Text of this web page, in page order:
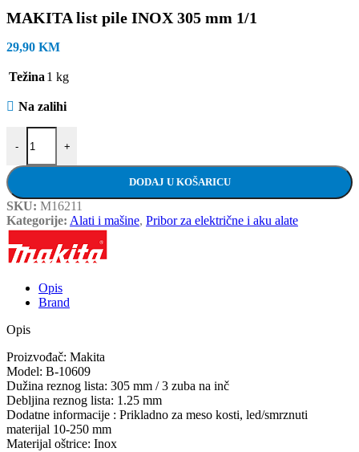
MAKITA list pile INOX 305 mm 1/1
29,90 KM
Težina 1 kg
Na zalihi
-
MAKITA list pile INOX 305 mm 1/1 količina
+
DODAJ U KOŠARICU
SKU: M16211
Kategorije: Alati i mašine, Pribor za električne i aku alate
Opis
Brand
Opis
Proizvođač: Makita
Model: B-10609
Dužina reznog lista: 305 mm / 3 zuba na inč
Debljina reznog lista: 1.25 mm
Dodatne informacije : Prikladno za meso kosti, led/smrznuti
materijal 10-250 mm
Materijal oštrice: Inox